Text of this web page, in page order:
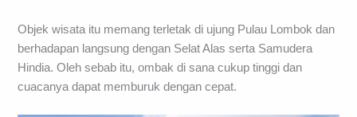
Objek wisata itu memang terletak di ujung Pulau Lombok dan
berhadapan langsung dengan Selat Alas serta Samudera
Hindia. Oleh sebab itu, ombak di sana cukup tinggi dan
cuacanya dapat memburuk dengan cepat.